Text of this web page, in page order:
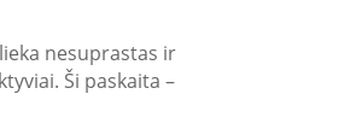
nesuprastas ir
Ši paskaita –